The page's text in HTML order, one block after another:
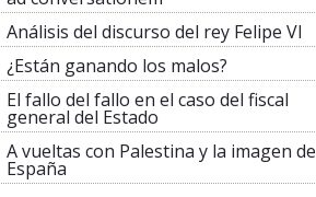
Análisis del discurso del rey Felipe VI
¿Están ganando los malos?
El fallo del fallo en el caso del fiscal
general del Estado
A vueltas con Palestina y la imagen de
España